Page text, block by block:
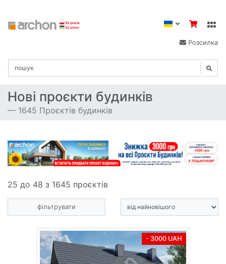
Розсилка
Нові проєкти будинків
1645 Проєктів будинків
25 до 48 з 1645 проєктів
фільтрувати
- 3000 UAH